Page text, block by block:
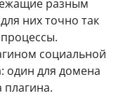
разным
них точно так
социальной
один для домена